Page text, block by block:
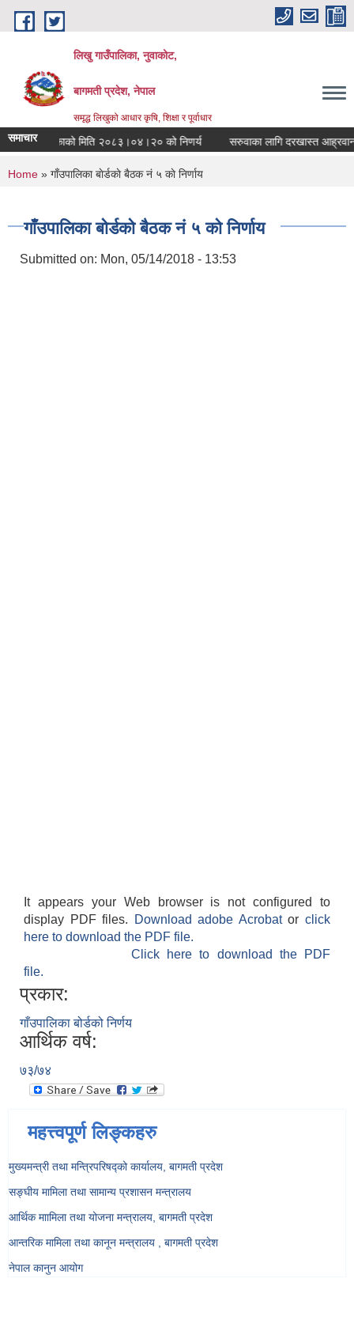
Skip to main content
लिखु गाउँपालिका, नुवाकोट,
बागमती प्रदेश, नेपाल
समृद्ध लिखुको आधार कृषि, शिक्षा र पूर्वाधार
समाचार
गाँउपालिकाको मिति २०८३।०४।२० को निणर्य सरुवाका लागि दरखास्त आह्रवान
You are here
Home » गाँउपालिका बाेर्डकाे बैठक नं ५ काे निर्णाय
गाँउपालिका बाेर्डकाे बैठक नं ५ काे निर्णाय
Submitted on: Mon, 05/14/2018 - 13:53
It appears your Web browser is not configured to
display PDF files.
Download adobe Acrobatorclick
here to download the PDF file.
Click here to download the PDF
file.
प्रकार:
गाँउपालिका बोर्डको निर्णय
आर्थिक वर्ष:
७३/७४
महत्त्वपूर्ण लिङ्कहरु
मुख्यमन्त्री तथा मन्त्रिपरिषद्को कार्यालय, बागमती प्रदेश
सङ्‍घीय मामिला तथा सामान्य प्रशासन मन्त्रालय
आर्थिक माामिला तथा योजना मन्त्रालय, बागमती प्रदेश
आन्तरिक मामिला तथा कानून मन्त्रालय , बागमती प्रदेश
नेपाल कानुन आयोग